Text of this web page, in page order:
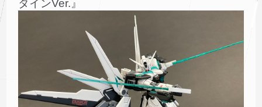
タインVer.』